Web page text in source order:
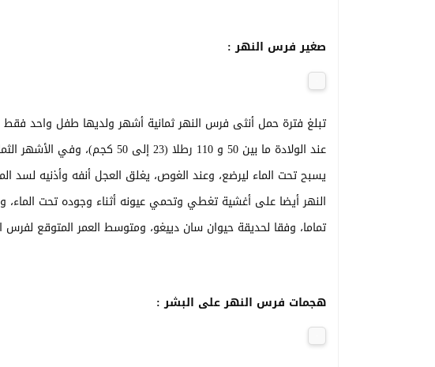
صغير فرس النهر :
تبلغ فترة حمل أنثى فرس النهر ثمانية أشهر ولديها طفل واحد
عند الولادة ما بين 50 و 110 رطلا
يسبح تحت الماء ليرضع، وعند الغوص، يغلق العجل أنفه وأذنيه لسد
تماما، وفقا لحديقة حيوان سان دييغو، ومتوسط العمر المتوقع لفرس النهر
هجمات فرس النهر على البشر :